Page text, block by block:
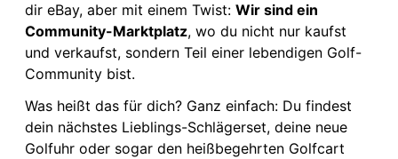
dir eBay, aber mit einem Twist: Wir sind ein
Community-Marktplatz, wo du nicht nur kaufst
und verkaufst, sondern Teil einer lebendigen Golf-
Community bist.
Was heißt das für dich? Ganz einfach: Du findest
dein nächstes Lieblings-Schlägerset, deine neue
Golfuhr oder sogar den heißbegehrten Golfcart